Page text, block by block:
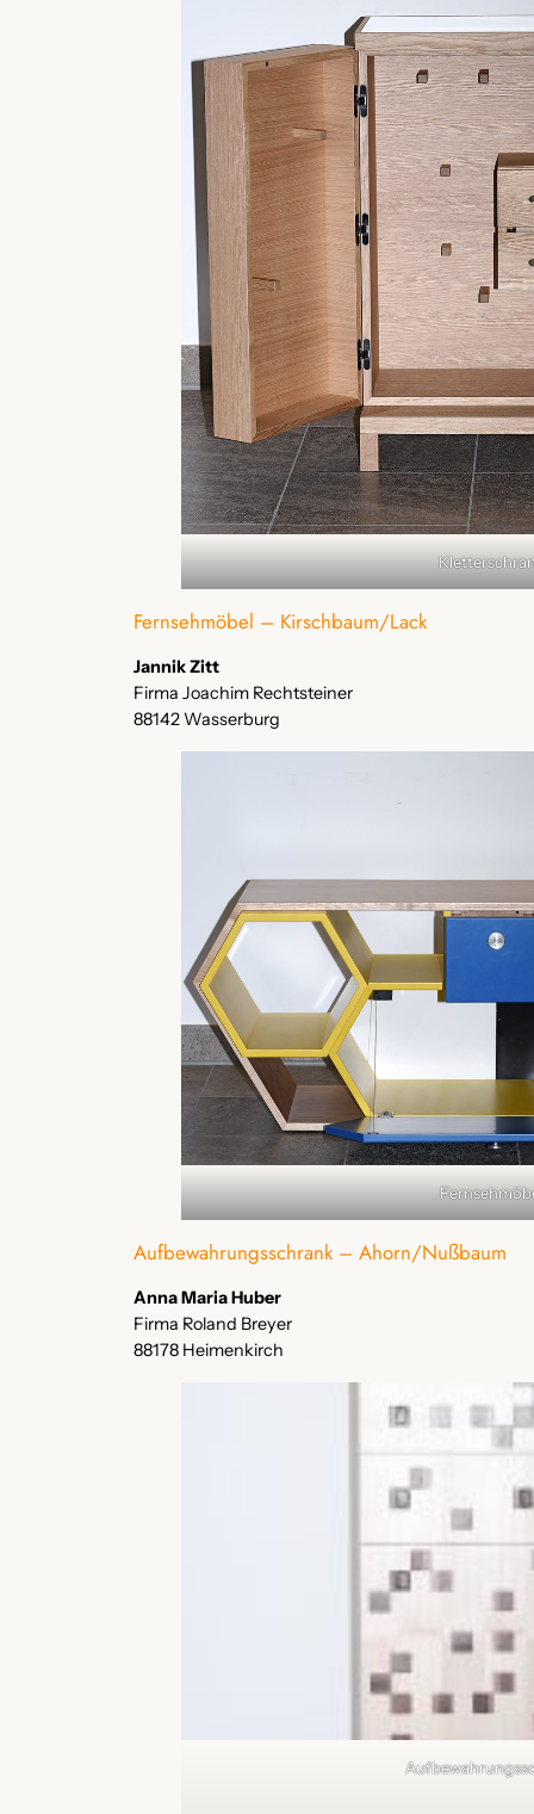
Fernsehmöbel – Kirschbaum/Lack
Jannik Zitt
Firma Joachim Rechtsteiner
88142 Wasserburg
Aufbewahrungsschrank – Ahorn/Nußbaum
Anna Maria Huber
Firma Roland Breyer
88178 Heimenkirch